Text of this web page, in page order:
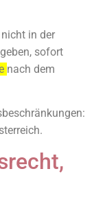
in der
sofort
nach dem